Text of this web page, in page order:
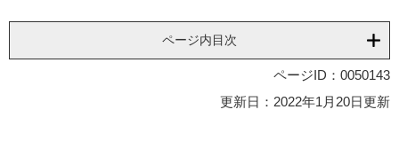
ページ内目次
ページID：0050143
更新日：2022年1月20日更新